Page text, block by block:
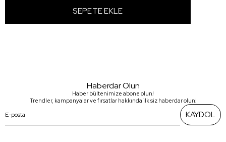
Haberdar Olun
Haber bültenimize abone olun!
Trendler, kampanyalar ve fırsatlar hakkında ilk siz haberdar olun!
KAYDOL